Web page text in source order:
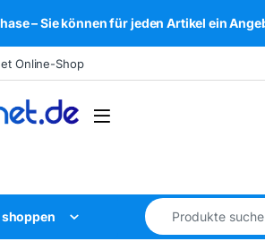
– Sie können für jeden Artikel ein
Online-Shop
Open
Search for: